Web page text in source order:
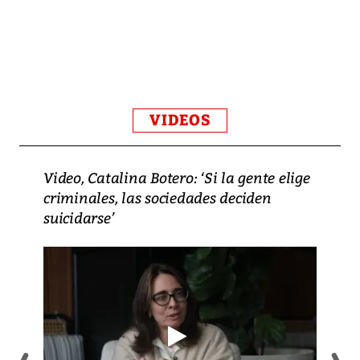
VIDEOS
Video, Catalina Botero: ‘Si la gente elige
criminales, las sociedades deciden
suicidarse’